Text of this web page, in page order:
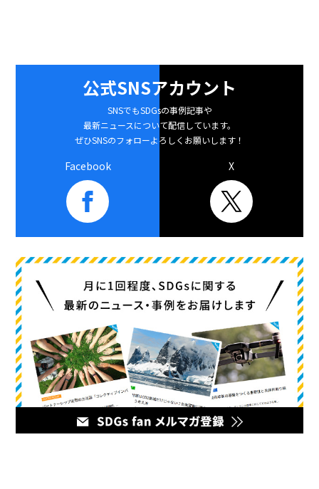
公式SNSアカウント
SNSでもSDGsの事例記事や
最新ニュースについて配信しています。
ぜひSNSのフォローよろしくお願いします！
Facebook X